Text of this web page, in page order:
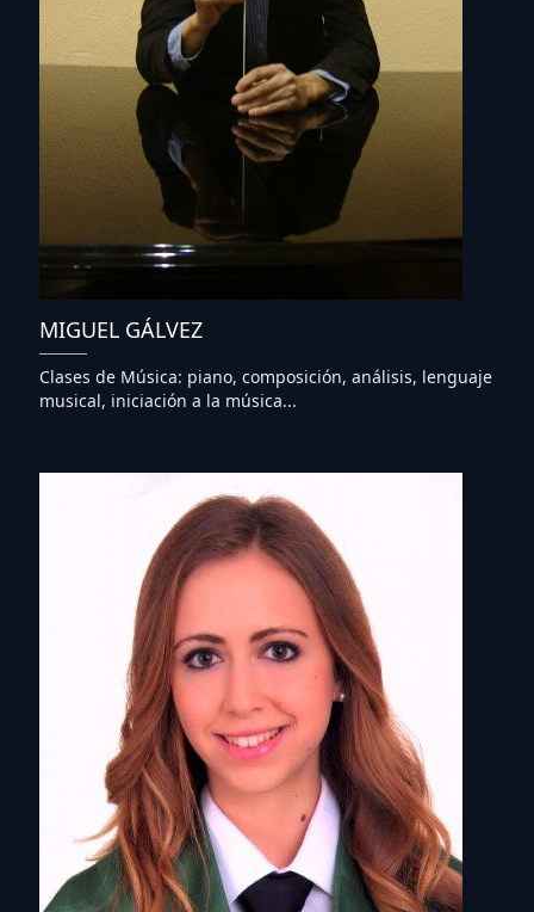
MIGUEL GÁLVEZ
Clases de Música: piano, composición, análisis, lenguaje
musical, iniciación a la música...